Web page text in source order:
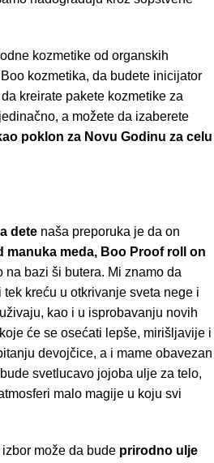
kozmetike od organskih
kozmetika, da budete inicijator
kreirate pakete kozmetike za
a možete da izaberete
poklon za Novu Godinu za celu
dete naša preporuka je da on
manuka meda, Boo Proof roll on
na bazi ši butera. Mi znamo da
kreću u otkrivanje sveta nege i
kao i u isprobavanju novih
će se osećati lepše, mirišljavije i
devojčice, a i mame obavezan
svetlucavo jojoba ulje za telo,
malo magije u koju svi
izbor može da bude prirodno ulje